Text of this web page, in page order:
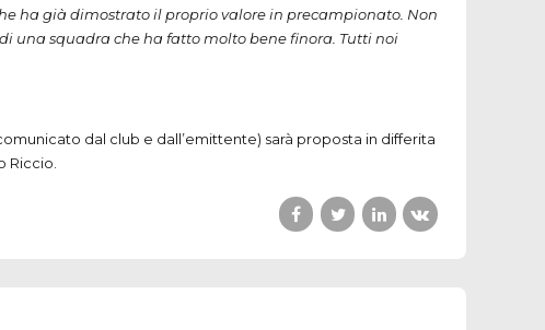
ha già dimostrato il proprio valore in precampionato. Non
una squadra che ha fatto molto bene finora. Tutti noi
dal club e dall’emittente) sarà proposta in differita
Riccio.